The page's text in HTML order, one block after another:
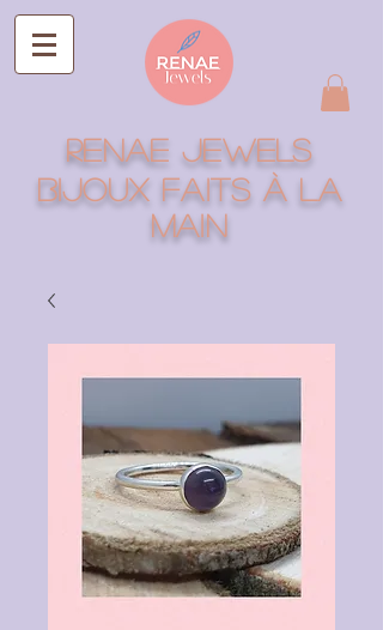
RENAE jEWELS
Bijoux faits à la
main